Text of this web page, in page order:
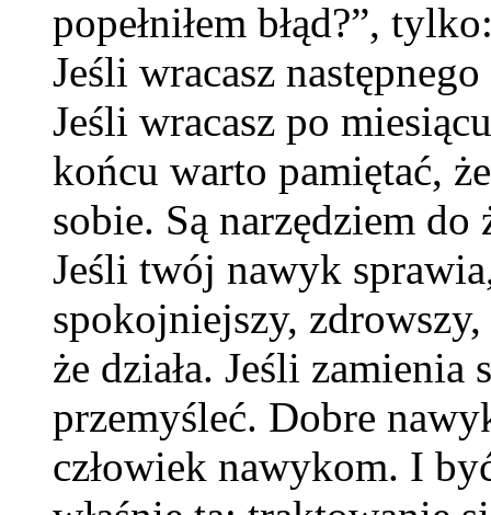
popełniłem błąd?”,
Jeśli wracasz
Jeśli wracasz po
końcu warto pamiętać,
sobie. Są narzędziem
Jeśli twój nawyk
spokojniejszy,
że działa. Jeśli
przemyśleć. Dobre
człowiek nawykom. I